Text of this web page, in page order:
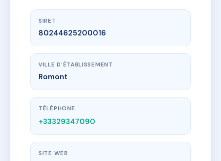
SIRET
80244625200016
VILLE D'ÉTABLISSEMENT
Romont
TÉLÉPHONE
+33329347090
SITE WEB